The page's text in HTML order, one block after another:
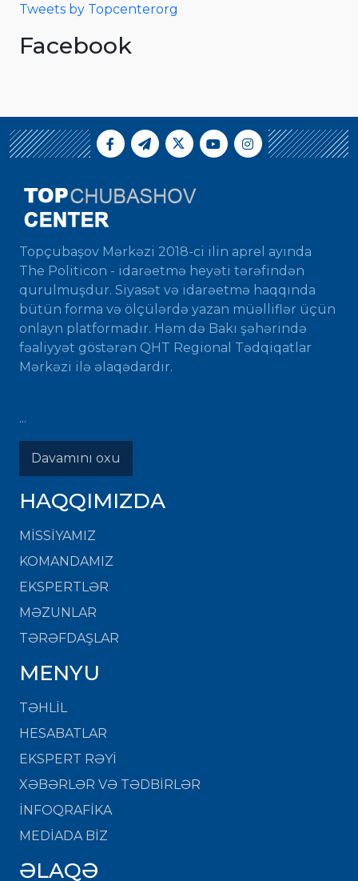
Tweets by Topcenterorg
Facebook
Topçubaşov Mərkəzi 2018-ci ilin aprel ayında
The Politicon - idarəetmə heyəti tərəfindən
qurulmuşdur. Siyasət və idarəetmə haqqında
bütün forma və ölçülərdə yazan müəlliflər üçün
onlayn platformadır. Həm də Bakı şəhərində
fəaliyyət göstərən QHT Regional Tədqiqatlar
Mərkəzi ilə əlaqədardır.
...
Davamını oxu
HAQQIMIZDA
MISSIYAMIZ
KOMANDAMIZ
EKSPERTLƏR
MƏZUNLAR
TƏRƏFDAŞLAR
MENYU
TƏHLİL
HESABATLAR
EKSPERT RƏYİ
XƏBƏRLƏR VƏ TƏDBİRLƏR
İNFOQRAFİKA
MEDİADA BİZ
ƏLAQƏ